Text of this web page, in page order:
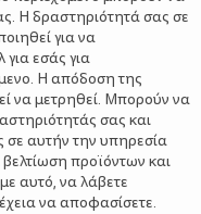
Η δραστηριότητά σας σε
για να
εσάς για
Η απόδοση της
να μετρηθεί. Μπορούν να
σας και
αυτήν την υπηρεσία
προϊόντων και
αυτό, να λάβετε
να αποφασίσετε.